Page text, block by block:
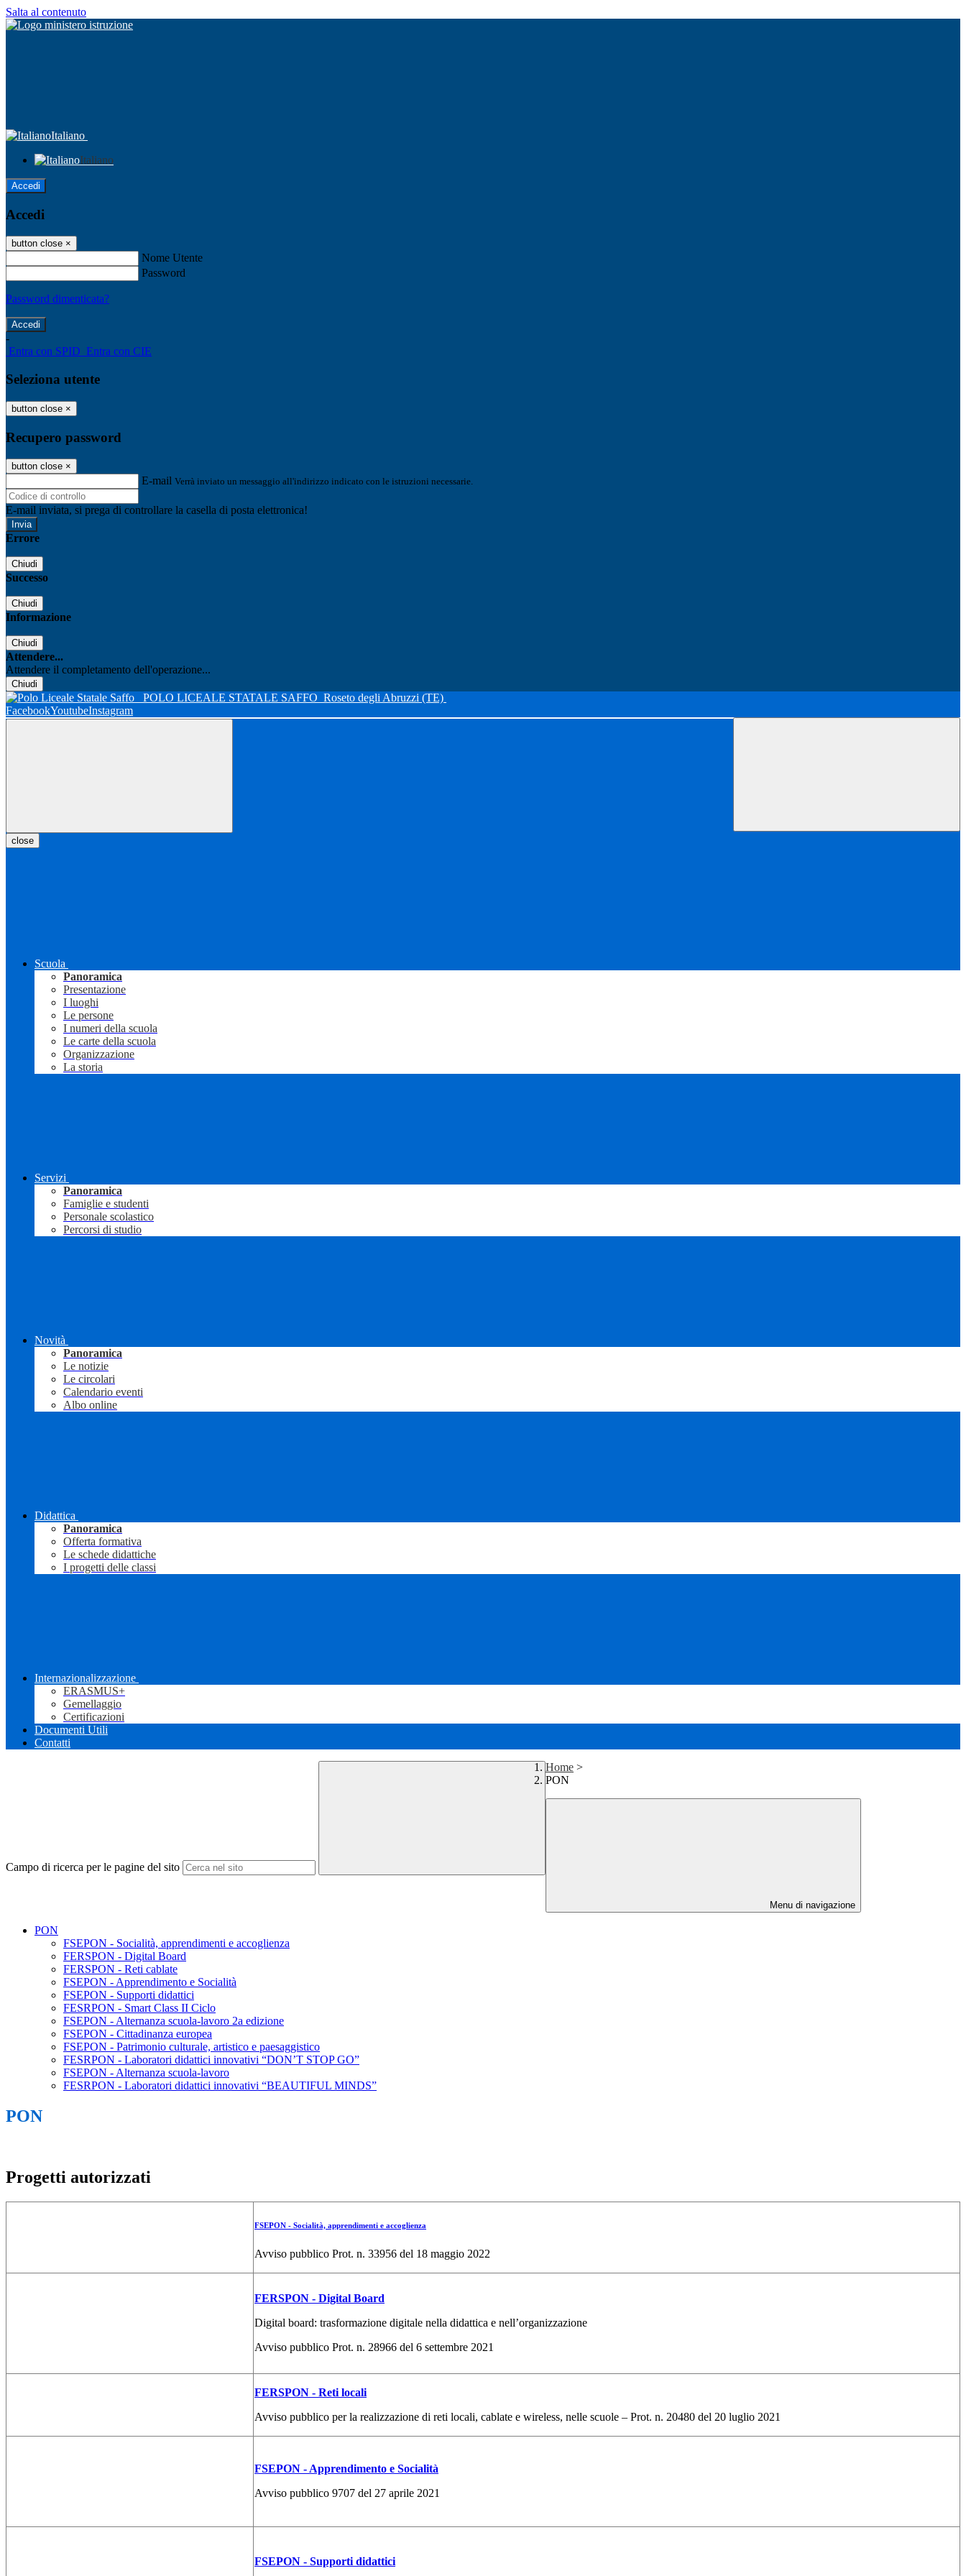
Salta al contenuto
Italiano
Italiano
Accedi
Accedi
button close ×
Nome Utente
Password
Password dimenticata?
-
Entra con SPID Entra con CIE
Seleziona utente
button close ×
Recupero password
button close ×
E-mail Verrà inviato un messaggio all'indirizzo indicato con le istruzioni necessarie.
E-mail inviata, si prega di controllare la casella di posta elettronica!
Errore
Chiudi
Successo
Chiudi
Informazione
Chiudi
Attendere...
Attendere il completamento dell'operazione...
Chiudi
POLO LICEALE STATALE SAFFO Roseto degli Abruzzi (TE)
FacebookYoutubeInstagram
close
Scuola
Panoramica
Presentazione
I luoghi
Le persone
I numeri della scuola
Le carte della scuola
Organizzazione
La storia
Servizi
Panoramica
Famiglie e studenti
Personale scolastico
Percorsi di studio
Novità
Panoramica
Le notizie
Le circolari
Calendario eventi
Albo online
Didattica
Panoramica
Offerta formativa
Le schede didattiche
I progetti delle classi
Internazionalizzazione
ERASMUS+
Gemellaggio
Certificazioni
Documenti Utili
Contatti
Campo di ricerca per le pagine del sito
Home >
PON
Menu di navigazione
PON
FSEPON - Socialità, apprendimenti e accoglienza
FERSPON - Digital Board
FERSPON - Reti cablate
FSEPON - Apprendimento e Socialità
FSEPON - Supporti didattici
FESRPON - Smart Class II Ciclo
FSEPON - Alternanza scuola-lavoro 2a edizione
FSEPON - Cittadinanza europea
FSEPON - Patrimonio culturale, artistico e paesaggistico
FESRPON - Laboratori didattici innovativi “DON’T STOP GO”
FSEPON - Alternanza scuola-lavoro
FESRPON - Laboratori didattici innovativi “BEAUTIFUL MINDS”
PON
Progetti autorizzati
FSEPON - Socialità, apprendimenti e accoglienza
Avviso pubblico Prot. n. 33956 del 18 maggio 2022
FERSPON - Digital Board
Digital board: trasformazione digitale nella didattica e nell’organizzazione
Avviso pubblico Prot. n. 28966 del 6 settembre 2021
FERSPON - Reti locali
Avviso pubblico per la realizzazione di reti locali, cablate e wireless, nelle scuole – Prot. n. 20480 del 20 luglio 2021
FSEPON - Apprendimento e Socialità
Avviso pubblico 9707 del 27 aprile 2021
FSEPON - Supporti didattici